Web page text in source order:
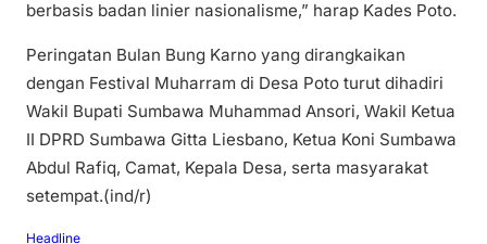
berbasis badan linier nasionalisme,” harap Kades Poto.
Peringatan Bulan Bung Karno yang dirangkaikan
dengan Festival Muharram di Desa Poto turut dihadiri
Wakil Bupati Sumbawa Muhammad Ansori, Wakil Ketua
II DPRD Sumbawa Gitta Liesbano, Ketua Koni Sumbawa
Abdul Rafiq, Camat, Kepala Desa, serta masyarakat
setempat.(ind/r)
Headline